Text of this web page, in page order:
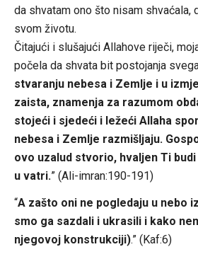
da shvatam ono što nisam shvaćala,
svom životu.
Čitajući i slušajući Allahove riječi,
počela da shvata bit postojanja
stvaranju nebesa i Zemlje i u
zaista, znamenja za razumom
stojeći i sjedeći i ležeći Allaha
nebesa i Zemlje razmišljaju.
ovo uzalud stvorio, hvaljen Ti
u vatri.” (Ali-imran:190-191)
“A zašto oni ne pogledaju u nebo
smo ga sazdali i ukrasili i kako
njegovoj konstrukciji).” (Kaf:6)